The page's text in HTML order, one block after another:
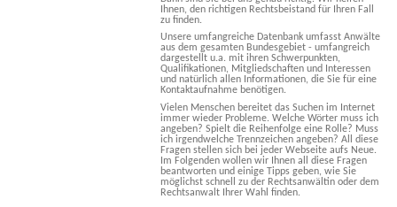
Ihnen, den richtigen Rechtsbeistand für Ihren Fall
zu finden.
Unsere umfangreiche Datenbank umfasst Anwälte
aus dem gesamten Bundesgebiet - umfangreich
dargestellt u.a. mit ihren Schwerpunkten,
Qualifikationen, Mitgliedschaften und Interessen
und natürlich allen Informationen, die Sie für eine
Kontaktaufnahme benötigen.
Vielen Menschen bereitet das Suchen im Internet
immer wieder Probleme. Welche Wörter muss ich
angeben? Spielt die Reihenfolge eine Rolle? Muss
ich irgendwelche Trennzeichen angeben? All diese
Fragen stellen sich bei jeder Webseite aufs Neue.
Im Folgenden wollen wir Ihnen all diese Fragen
beantworten und einige Tipps geben, wie Sie
möglichst schnell zu der Rechtsanwältin oder dem
Rechtsanwalt Ihrer Wahl finden.